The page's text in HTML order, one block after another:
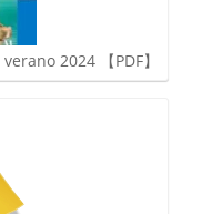
2024 【PDF】